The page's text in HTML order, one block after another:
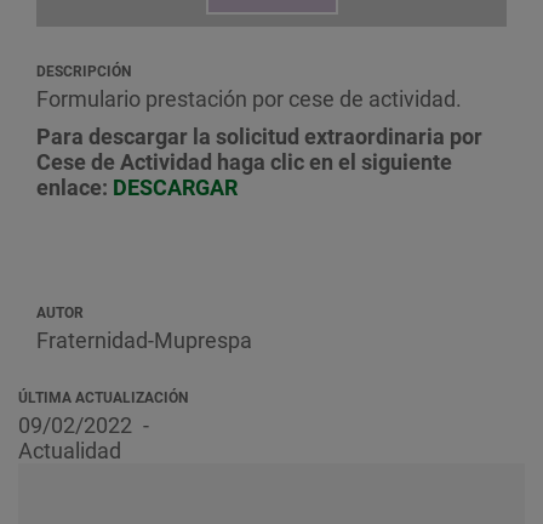
DESCRIPCIÓN
Formulario prestación por cese de actividad.
Para descargar la solicitud extraordinaria por
Cese de Actividad haga clic en el siguiente
enlace: DESCARGAR
AUTOR
Fraternidad-Muprespa
ÚLTIMA ACTUALIZACIÓN
09/02/2022
Actualidad